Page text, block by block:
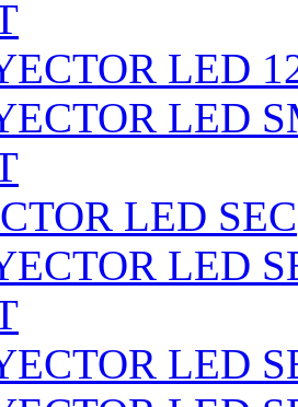
LED
LED
LED SEC
LED
LED